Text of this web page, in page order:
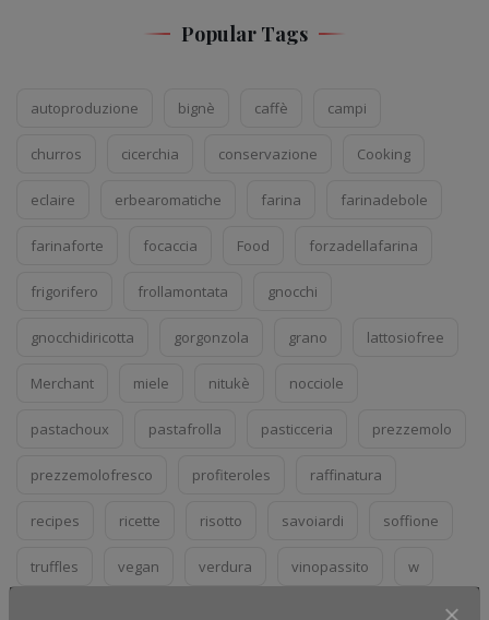
Popular Tags
autoproduzione bignè caffè campi
churros cicerchia conservazione Cooking
eclaire erbearomatiche farina farinadebole
farinaforte focaccia Food forzadellafarina
frigorifero frollamontata gnocchi
gnocchidiricotta gorgonzola grano lattosiofree
Merchant miele nitukè nocciole
pastachoux pastafrolla pasticceria prezzemolo
prezzemolofresco profiteroles raffinatura
recipes ricette risotto savoiardi soffione
truffles vegan verdura vinopassito w